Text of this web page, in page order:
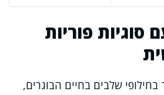
סוגיות פוריות
בחילופי שלבים בחיים הבוגרים,